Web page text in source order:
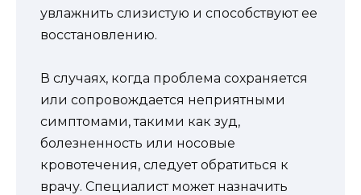
увлажнить слизистую и способствуют ее
восстановлению.
В случаях, когда проблема сохраняется
или сопровождается неприятными
симптомами, такими как зуд,
болезненность или носовые
кровотечения, следует обратиться к
врачу. Специалист может назначить